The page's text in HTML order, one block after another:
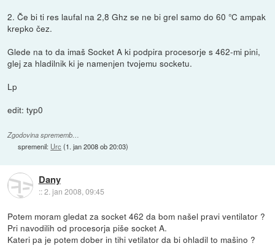
2. Če bi ti res laufal na 2,8 Ghz se ne bi grel samo do 60 °C ampak
krepko čez.
Glede na to da imaš Socket A ki podpira procesorje s 462-mi pini,
glej za hladilnik ki je namenjen tvojemu socketu.
Lp
edit: typ0
Zgodovina sprememb…
spremenil: Urc (1. jan 2008 ob 20:03)
Dany
::2. jan 2008, 09:45
Potem moram gledat za socket 462 da bom našel pravi ventilator ?
Pri navodilih od procesorja piše socket A.
Kateri pa je potem dober in tihi vetilator da bi ohladil to mašino ?